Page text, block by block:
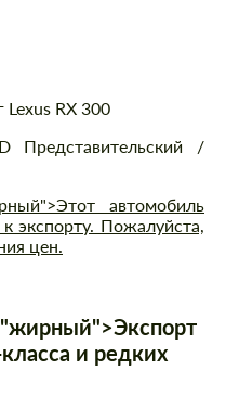
RX 300
/
автомобиль
экспорту. Пожалуйста,
цен.
и редких